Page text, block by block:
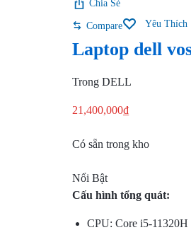
TẦNG
CNTT,
QUẢN
LÝ
KHO
BÃI,
Chia Sẻ
Compare Yêu Thích
Laptop dell
Trong DELL
21,400,000₫
Có sẵn trong kho
Nổi Bật
Cấu hình tổng quát:
CPU: Core i5-